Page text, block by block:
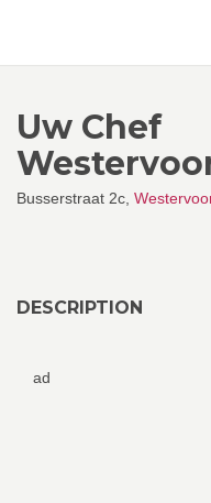
Uw Chef
Busserstraat 2c,
DESCRIPTION
ad